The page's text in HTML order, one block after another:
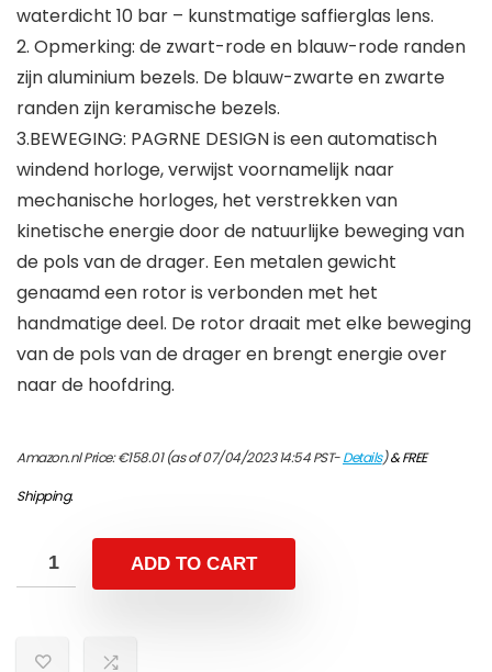
waterdicht 10 bar – kunstmatige saffierglas lens.
2. Opmerking: de zwart-rode en blauw-rode randen
zijn aluminium bezels. De blauw-zwarte en zwarte
randen zijn keramische bezels.
3.BEWEGING: PAGRNE DESIGN is een automatisch
windend horloge, verwijst voornamelijk naar
mechanische horloges, het verstrekken van
kinetische energie door de natuurlijke beweging van
de pols van de drager. Een metalen gewicht
genaamd een rotor is verbonden met het
handmatige deel. De rotor draait met elke beweging
van de pols van de drager en brengt energie over
naar de hoofdring.
Amazon.nl Price:€158.01(as of 07/04/2023 14:54 PST-Details)&FREE
Shipping.
ADD TO CART